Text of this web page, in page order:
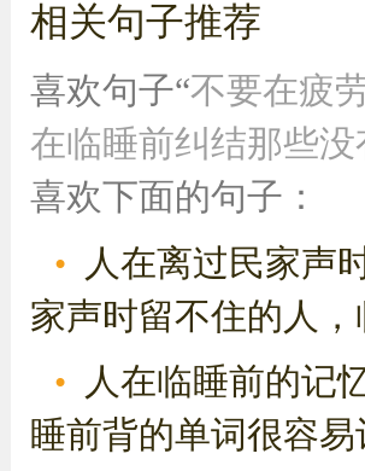
相关句子推荐
喜欢句子“不要在疲
在临睡前纠结那些
喜欢下面的句子：
人在离过民家声
家声时留不住的人
人在临睡前的记
睡前背的单词很容